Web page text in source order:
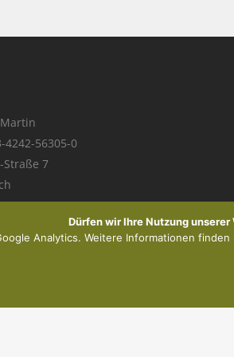
4242-56305-0
7
Dürfen wir Ihre Nutzung
Analytics. Weitere Informationen